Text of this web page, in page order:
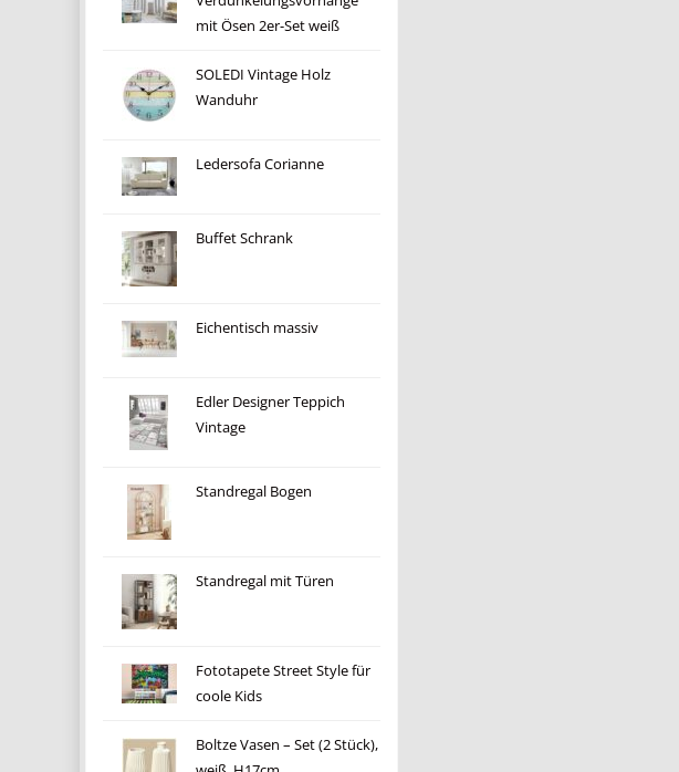
mit Ösen 2er-Set weiß
SOLEDI Vintage Holz
Wanduhr
Ledersofa Corianne
Buffet Schrank
Eichentisch massiv
Edler Designer Teppich
Vintage
Standregal Bogen
Standregal mit Türen
Fototapete Street Style für
coole Kids
Boltze Vasen – Set (2 Stück),